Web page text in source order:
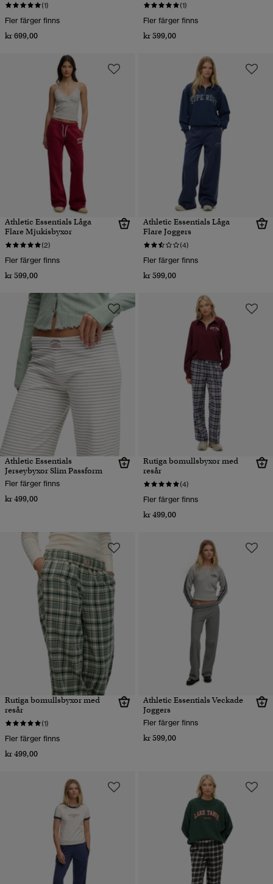
(1)
Fler färger finns
kr 699,00
(1)
Fler färger finns
kr 599,00
Athletic Essentials Låga
Flare Mjukisbyxor
(2)
Fler färger finns
kr 599,00
Athletic Essentials Låga
Flare Joggers
(4)
Fler färger finns
kr 599,00
Athletic Essentials
Jerseybyxor Slim Passform
Fler färger finns
kr 499,00
Rutiga bomullsbyxor med
resår
(4)
Fler färger finns
kr 499,00
Rutiga bomullsbyxor med
resår
(1)
Fler färger finns
kr 499,00
Athletic Essentials Veckade
Joggers
Fler färger finns
kr 599,00